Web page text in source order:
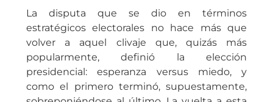
La disputa que se dio en términos
estratégicos electorales no hace más que
volver a aquel clivaje que, quizás más
popularmente, definió la elección
presidencial: esperanza versus miedo, y
como el primero terminó, supuestamente,